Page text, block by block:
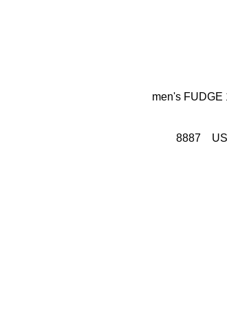
men's FUDGE
8887 US